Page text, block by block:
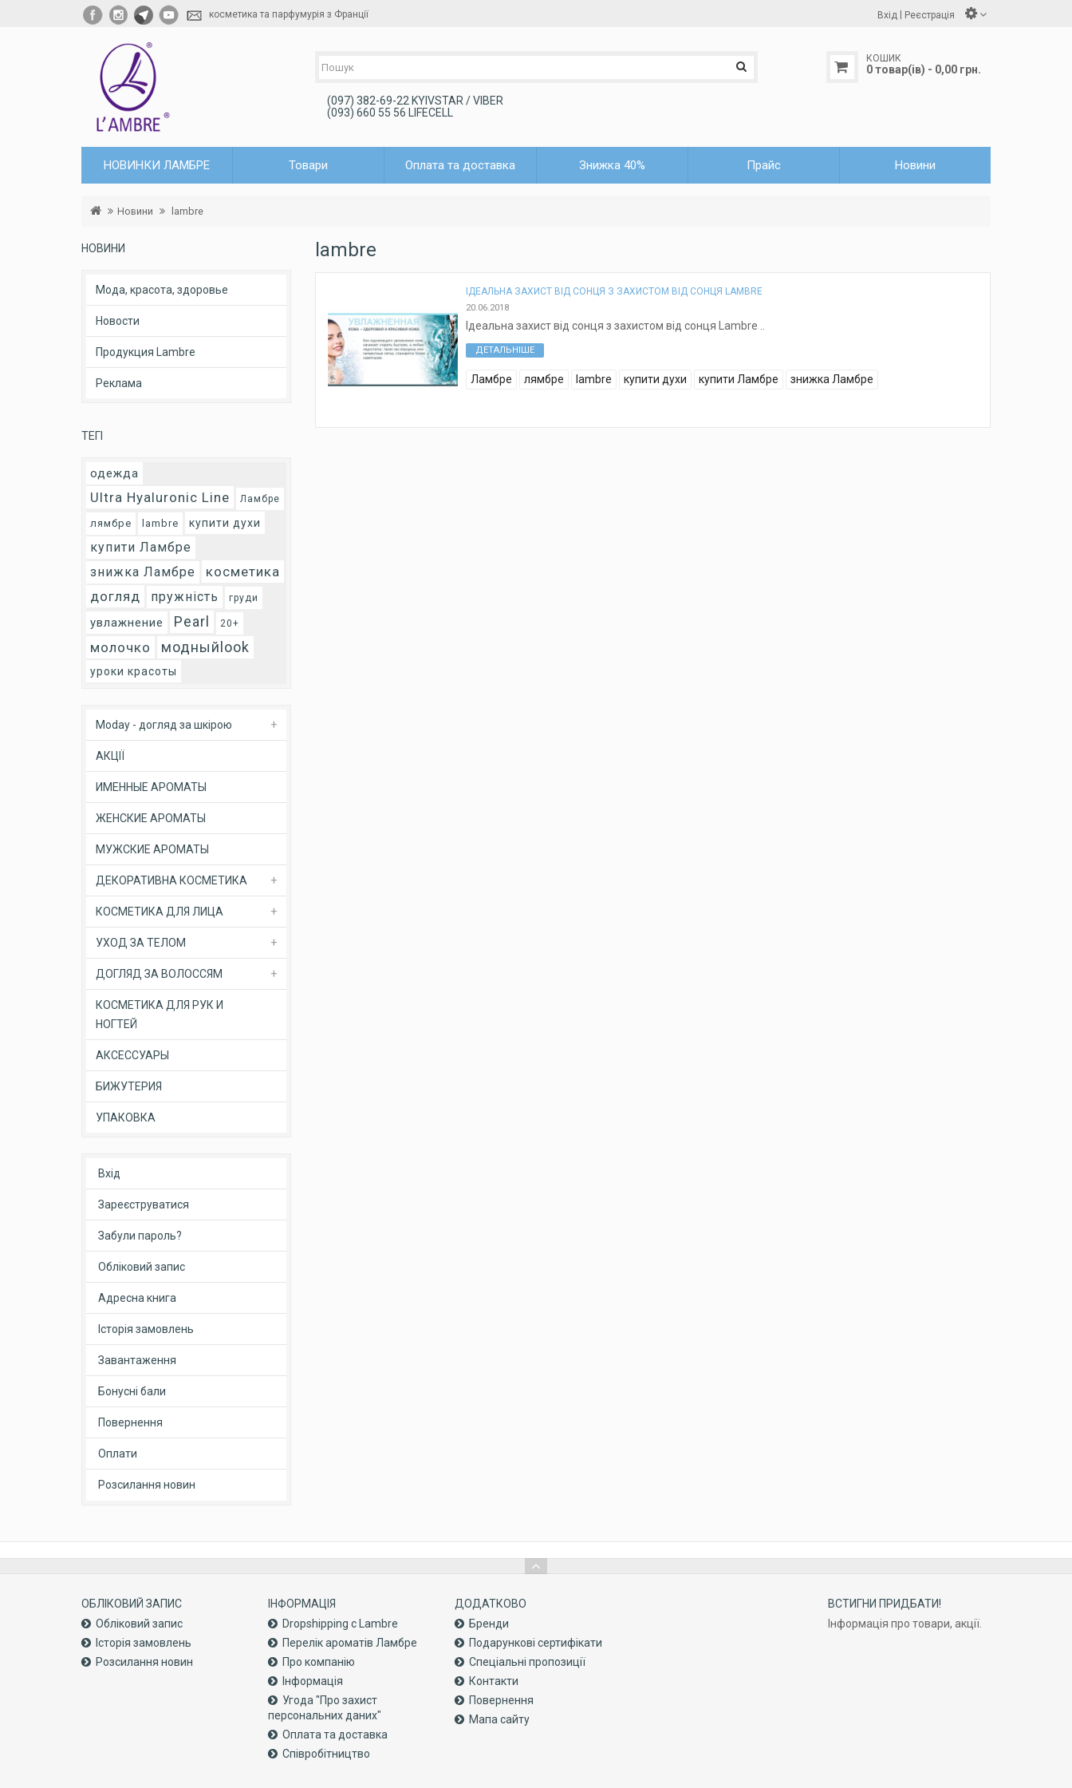
косметика та парфумурія з Франції Вхід | Реєстрація
(097) 382-69-22 KYIVSTAR / VIBER
(093) 660 55 56 LIFECELL
КОШИК
0 товар(ів) - 0,00 грн.
НОВИНКИ ЛАМБРЕ Товари Оплата та доставка Знижка 40% Прайс Новини
Новини lambre
НОВИНИ
Мода, красота, здоровье
Новости
Продукция Lambre
Реклама
ТЕГІ
одежда
Ultra Hyaluronic Line Ламбре
лямбре lambre купити духи
купити Ламбре
знижка Ламбре
косметика
догляд
пружність груди
увлажнение Pearl 20+
молочко модныйlook
уроки красоты
Moday - догляд за шкірою
АКЦІЇ
ИМЕННЫЕ АРОМАТЫ
ЖЕНСКИЕ АРОМАТЫ
МУЖСКИЕ АРОМАТЫ
ДЕКОРАТИВНА КОСМЕТИКА
КОСМЕТИКА ДЛЯ ЛИЦА
УХОД ЗА ТЕЛОМ
ДОГЛЯД ЗА ВОЛОССЯМ
КОСМЕТИКА ДЛЯ РУК И
НОГТЕЙ
АКСЕССУАРЫ
БИЖУТЕРИЯ
УПАКОВКА
Вхід
Зареєструватися
Забули пароль?
Обліковий запис
Адресна книга
Історія замовлень
Завантаження
Бонусні бали
Повернення
Оплати
Розсилання новин
lambre
ІДЕАЛЬНА ЗАХИСТ ВІД СОНЦЯ З ЗАХИСТОМ ВІД СОНЦЯ LAMBRE
20.06.2018
Ідеальна захист від сонця з захистом від сонця Lambre ..
ДЕТАЛЬНІШЕ
Ламбре лямбре lambre купити духи купити Ламбре знижка Ламбре
ОБЛІКОВИЙ ЗАПИС
Обліковий запис
Історія замовлень
Розсилання новин
ІНФОРМАЦІЯ
Dropshipping с Lambre
Перелік ароматів Ламбре
Про компанiю
Інформація
Угода "Про захист
персональних даних"
Оплата та доставка
Співробітництво
ДОДАТКОВО
Бренди
Подарункові сертифікати
Спеціальні пропозиції
Контакти
Повернення
Мапа сайту
ВСТИГНИ ПРИДБАТИ!
Інформація про товари, акції.